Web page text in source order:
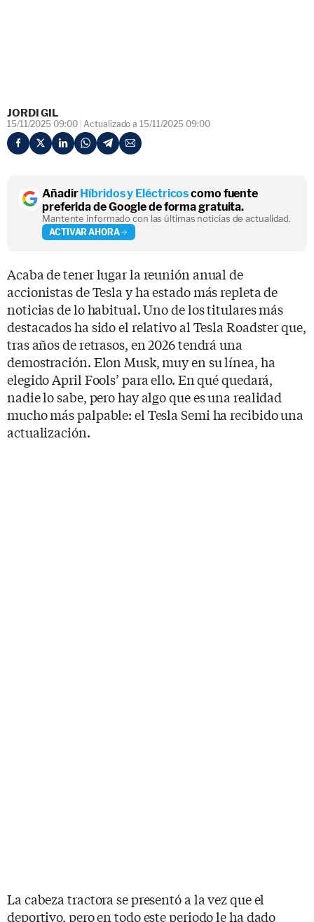
JORDI GIL
15/11/2025 09:00 Actualizado a 15/11/2025 09:00
AñadirHíbridos y Eléctricoscomo fuente
preferida de Google de forma gratuita.
Mantente informado con las últimas noticias de actualidad.
ACTIVAR AHORA
Acaba de tener lugar la reunión anual de
accionistas de Tesla y ha estado más repleta de
noticias de lo habitual. Uno de los titulares más
destacados ha sido el relativo al Tesla Roadster que,
tras años de retrasos, en 2026 tendrá una
demostración. Elon Musk, muy en su línea, ha
elegido April Fools’ para ello. En qué quedará,
nadie lo sabe, pero hay algo que es una realidad
mucho más palpable: el Tesla Semi ha recibido una
actualización.
La cabeza tractora se presentó a la vez que el
deportivo, pero en todo este periodo le ha dado